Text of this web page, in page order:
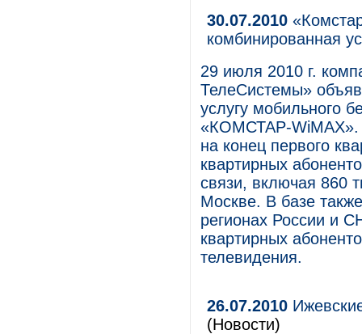
30.07.2010
комбинированная
29 июля 2010 г.
ТелеСистемы»
услугу мобильного
«КОМСТАР-WiMAX».
на конец первого
квартирных
связи, включая 860
Москве. В базе
регионах России и
квартирных
телевидения.
26.07.2010
(Новости)